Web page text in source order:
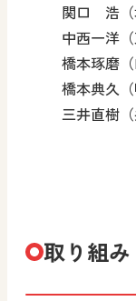
関口 浩（
中西一洋
橋本琢磨（
橋本典久（
三井直樹（
取り組み